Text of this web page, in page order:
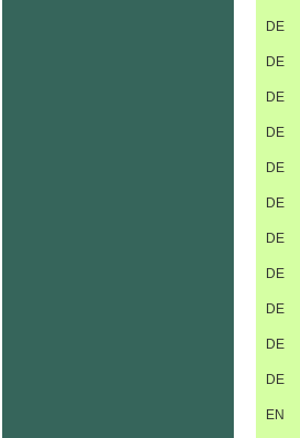
DE
DE
DE
DE
DE
DE
DE
DE
DE
DE
DE
EN